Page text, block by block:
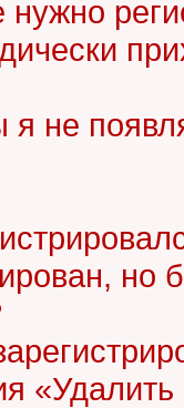
я не
но